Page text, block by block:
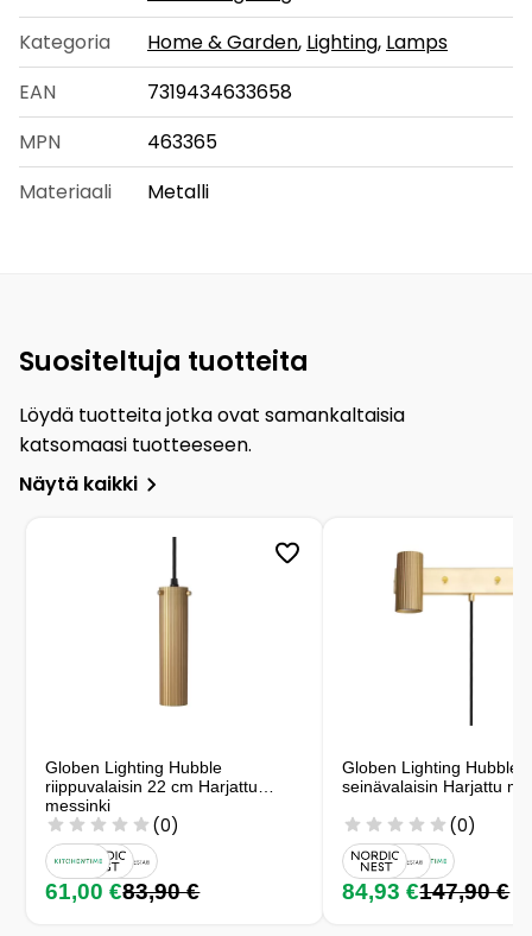
Kategoria
Home & Garden, Lighting, Lamps
EAN
7319434633658
MPN
463365
Materiaali
Metalli
Suositeltuja tuotteita
Löydä tuotteita jotka ovat samankaltaisia
katsomaasi tuotteeseen.
Näytä kaikki
Globen Lighting Hubble
riippuvalaisin 22 cm Harjattu
messinki
(0)
61,00 €83,90 €
Globen Lighting Hubble
seinävalaisin Harjattu
(0)
84,93 €147,90 €